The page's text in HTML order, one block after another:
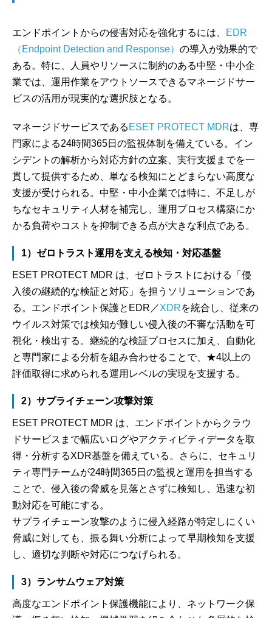
エンドポイントからの侵害対応を強化するには、
EDR
（Endpoint Detection and Response） の導入が効果的で
ある。特に、人員やリソースに制約のある中堅・中小企
業では、運用作業をアウトソースできるマネージドサー
ビスの活用が現実的な選択肢となる。
マネージドサービスである ESET PROTECT MDRは、専
門家による24時間365日の監視体制を備えている。イン
シデントの解析から対応方針の立案、実行支援までを一
貫して提供するため、単なる検知にとどまらない高度な
支援が受けられる。中堅・中小企業では特に、不足しが
ちなセキュリティ人材を補完し、運用プロセス構築にか
かる負荷やコストを抑制できる点が大きな利点である。
1）ゼロトラスト運用を支える検知・対応基盤
ESET PROTECT MDR は、ゼロトラストにおける「侵
入後の継続的な検証と対応」を担うソリューションであ
る。エンドポイント保護とEDR／XDRを統合し、従来の
ウイルス対策では検知が難しい侵入後の不審な活動を可
視化・検出する。継続的な検証プロセスに加え、自動化
と専門家による分析を組み合わせることで、★4以上の
評価取得に求められる運用レベルの実現を支援する。
2）サプライチェーン攻撃対策
ESET PROTECT MDR は、エンドポイントからクラウ
ドサービスまで幅広いログやアクティビティデータを取
得・分析するXDR基盤を備えている。さらに、セキュリ
ティ専門チームが24時間365日の監視と運用を担当する
ことで、侵入後の脅威を見落とさずに検知し、迅速な初
動対応を可能にする。
サプライチェーン攻撃のように侵入経路が特定しにくい
脅威に対しても、振る舞い分析によって早期検知を支援
し、適切な判断や対応につなげられる。
3）ランサムウェア対策
高度なエンドポイント保護機能により、ネットワーク保